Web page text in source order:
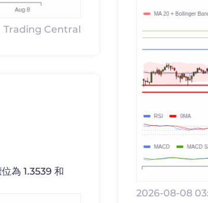
Trading Central
為 1.3539 和
2026-08-08